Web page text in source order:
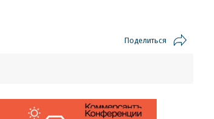
Поделиться